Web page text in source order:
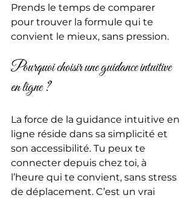
Prends le temps de comparer
pour trouver la formule qui te
convient le mieux, sans pression.
Pourquoi choisir une guidance intuitive
en ligne ?
La force de la guidance intuitive en
ligne réside dans sa simplicité et
son accessibilité. Tu peux te
connecter depuis chez toi, à
l’heure qui te convient, sans stress
de déplacement. C’est un vrai